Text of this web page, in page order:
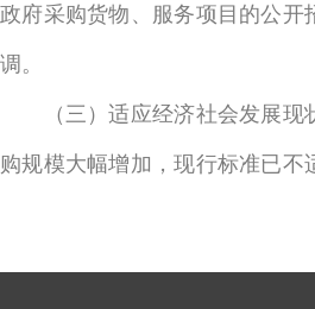
政府采购货物、服务项目的公
调。
（三）适应经济社会发展现状
购规模大幅增加，现行标准已